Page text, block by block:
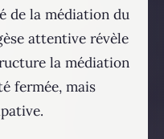
de la médiation du
attentive révèle
la médiation
fermée, mais